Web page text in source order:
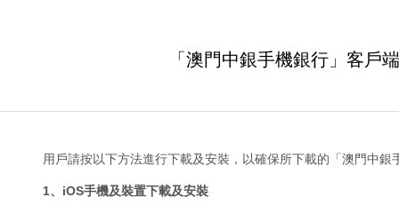
「澳門中銀手機銀行」客戶
用戶請按以下方法進行下載及安裝，以確保所下載的「澳門中銀
1、iOS手機及裝置下載及安裝